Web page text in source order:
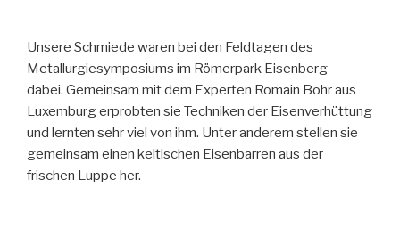
Unsere Schmiede waren bei den Feldtagen des
Metallurgiesymposiums im Römerpark Eisenberg
dabei. Gemeinsam mit dem Experten Romain Bohr aus
Luxemburg erprobten sie Techniken der Eisenverhüttung
und lernten sehr viel von ihm. Unter anderem stellen sie
gemeinsam einen keltischen Eisenbarren aus der
frischen Luppe her.